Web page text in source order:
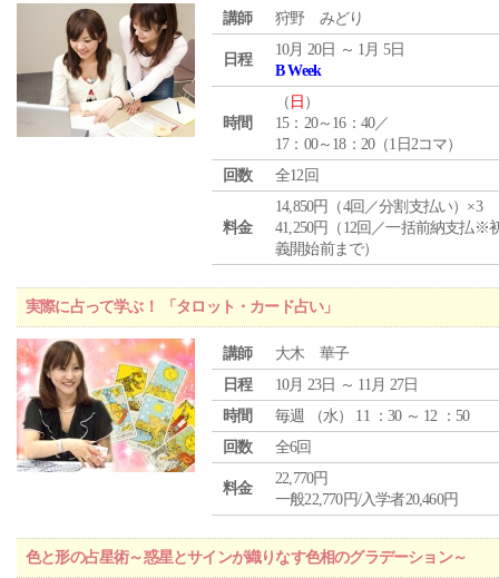
講師 狩野 みどり
日程
10月 20日 ～ 1月 5日
B Week
時間
（ 日 ）
15：20～16：40／
17：00～18：20（1日2コマ）
回数
全12回
料金
14,850円（4回／分割支払い）×3
41,250円（12回／一括前納支払※
義開始前まで）
実際に占って学ぶ！ 「タロット・カード占い」
講師
大木 華子
日程
10月 23日 ～ 11月 27日
時間
毎週 （水） 11 ：30 ～ 12 ：50
回数
全6回
料金
22,770円
一般22,770円/入学者20,460円
色と形の占星術～惑星とサインが織りなす色相のグラデーション～